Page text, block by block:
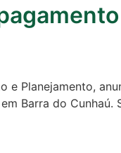
e Planejamento,
Barra do